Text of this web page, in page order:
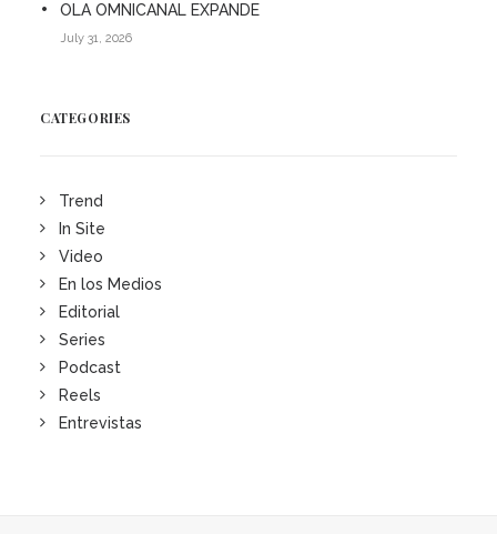
OLA OMNICANAL EXPANDE
July 31, 2026
CATEGORIES
Trend
In Site
Video
En los Medios
Editorial
Series
Podcast
Reels
Entrevistas